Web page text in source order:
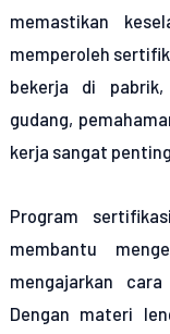
memastikan
memperoleh
bekerja di
gudang,
kerja sangat
Program
membantu
mengajarkan
Dengan materi